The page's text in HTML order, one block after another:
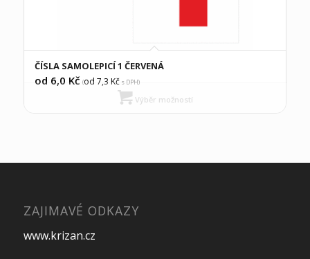
ČÍSLA SAMOLEPICÍ 1 ČERVENÁ
od 6,0 Kč (od 7,3 Kčs DPH)
Výběr možností
ZAJIMAVÉ ODKAZY
www.krizan.cz